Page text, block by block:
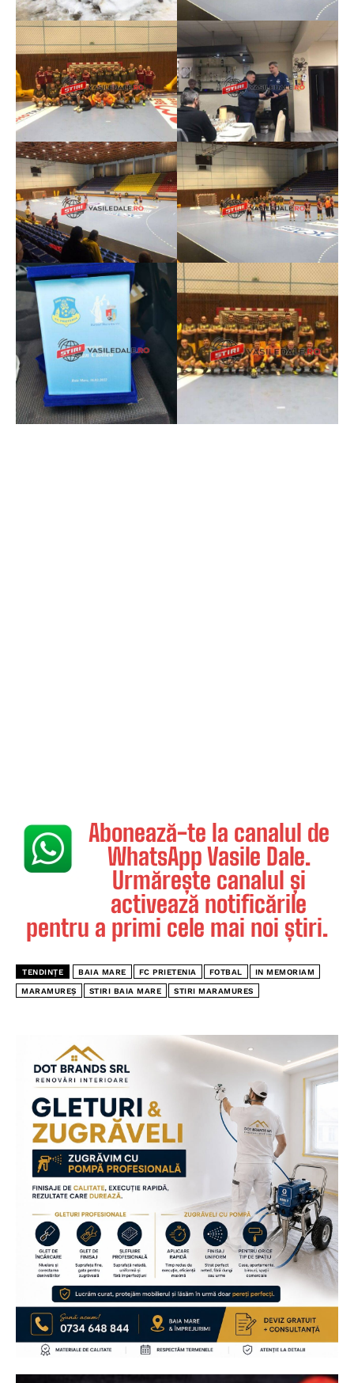
Abonează-te la canalul de
WhatsApp Vasile Dale.
Urmărește canalul și
activează notificările
pentru a primi cele mai noi știri.
TENDINȚE BAIA MARE FC PRIETENIA FOTBAL IN MEMORIAM
MARAMUREȘ STIRI BAIA MARE STIRI MARAMURES